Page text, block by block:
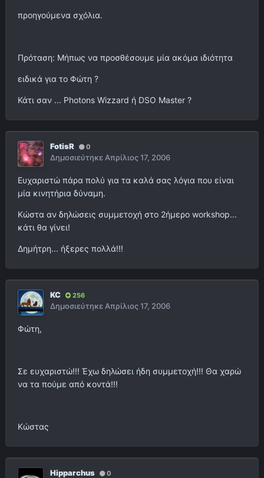
προηγούμενα σχόλια.
Πρόταση: Μήπως να προσθέσουμε μία ακόμα ιδιότητα
ειδικά για το Φώτη ?
Κάτι σαν ... Photons Wizzard ή DSO Master ?
FotisR 0
ΔημοσιεύτηκεΑπρίλιος 17, 2006
Ευχαριστώ πάρα πολύ για τα καλά σας λόγια που είναι
μία κινητήρια δύναμη.
Κώστα αν δηλώσεις συμμετοχή στο 2ήμερο workshop...
κάτι θα γίνει!
Δημήτρη... ήξερες πολλά!!!
KC 256
ΔημοσιεύτηκεΑπρίλιος 17, 2006
Φώτη,
Σε ευχαριστώ!!! Έχω δηλώσει ήδη συμμετοχή!!! Θα χαρώ
να τα πούμε από κοντά!!!
Κώστας
Hipparchus 0